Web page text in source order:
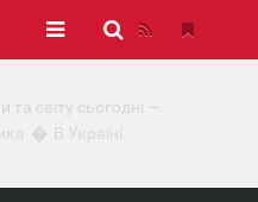
та світу сьогодні —
В Україні